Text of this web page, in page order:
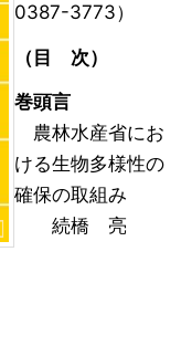
0387-3773）
（目 次）
巻頭言
農林水産省にお
ける生物多様性の
確保の取組み
続橋 亮